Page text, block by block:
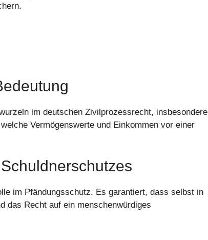
im deutschen Zivilprozessrecht, insbesondere
Vermögenswerte und Einkommen vor einer
im Pfändungsschutz. Es garantiert, dass selbst in
das Recht auf ein menschenwürdiges